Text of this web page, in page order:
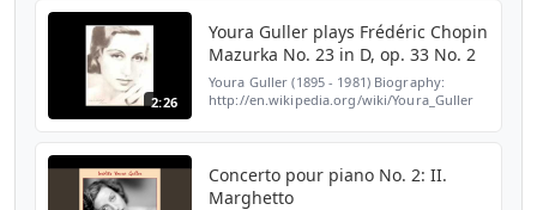
2:26
Youra Guller plays Frédéric Chopin
Mazurka No. 23 in D, op. 33 No. 2
Youra Guller (1895 - 1981) Biography:
http://en.wikipedia.org/wiki/Youra_Guller
Concerto pour piano No. 2: II.
Marghetto